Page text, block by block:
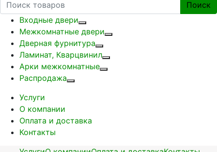
Поиск
Входные двери
Межкомнатные двери
Дверная фурнитура
Ламинат, Кварцвинил
Арки межкомнатные
Распродажа
Услуги
О компании
Оплата и доставка
Контакты